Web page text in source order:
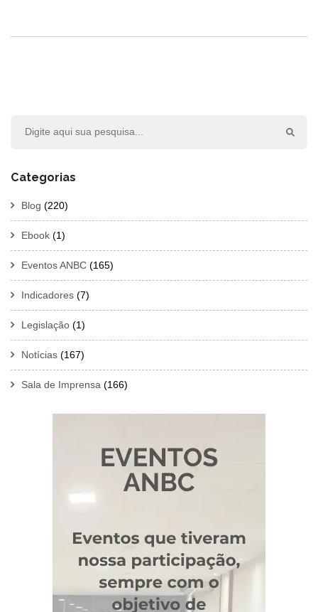
Categorias
Blog (220)
Ebook (1)
Eventos ANBC (165)
Indicadores (7)
Legislação (1)
Notícias (167)
Sala de Imprensa (166)